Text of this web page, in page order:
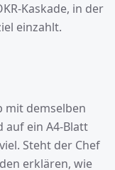
Kaskade, in der
einzahlt.
mit demselben
auf ein A4-Blatt
Steht der Chef
erklären, wie